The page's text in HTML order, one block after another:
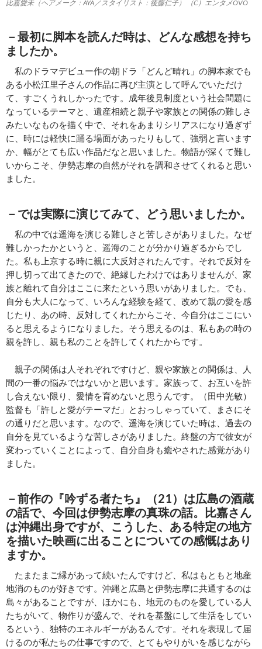
比嘉愛未（ヘアメーク：AYA／スタイリスト：後藤仁子） （C）エンタメOVO
－最初に脚本を読んだ時は、どんな感想を持ち
ましたか。
私のドラマデビュー作の朝ドラ「どんど晴れ」の脚本家でも
ある小松江里子さんの作品に再び主演として呼んでいただけ
て、すごくうれしかったです。成年後見制度という社会問題に
なっているテーマと、遺産相続と親子や家族との関係の難しさ
みたいなものを描く中で、それをあまりシリアスになり過ぎず
に、時には軽快に踊る場面があったりもして、強弱と言います
か、幅がとても広い作品だなと思いました。物語が深くて難し
いからこそ、伊勢志摩の自然がそれを調和させてくれると思い
ました。
－では実際に演じてみて、どう思いましたか。
私の中では遥海を演じる難しさと苦しさがありました。なぜ
難しかったかというと、遥海のことが分かり過ぎるからでし
た。私も上京する時に親に大反対されたんです。それで反対を
押し切って出てきたので、絶縁したわけではありませんが、家
族と離れて自分はここに来たという思いがありました。でも、
自分も大人になって、いろんな経験を経て、改めて親の愛を感
じたり、あの時、反対してくれたからこそ、今自分はここにい
ると思えるようになりました。そう思えるのは、私もあの時の
親を許し、親も私のことを許してくれたからです。
親子の関係は人それぞれですけど、親や家族との関係は、人
間の一番の悩みではないかと思います。家族って、お互いを許
し合えない限り、愛情を育めないと思うんです。（田中光敏）
監督も「許しと愛がテーマだ」とおっしゃっていて、まさにそ
の通りだと思います。なので、遥海を演じていた時は、過去の
自分を見ているような苦しさがありました。終盤の方で彼女が
変わっていくことによって、自分自身も癒やされた感覚があり
ました。
－前作の『吟ずる者たち』（21）は広島の酒蔵
の話で、今回は伊勢志摩の真珠の話。比嘉さん
は沖縄出身ですが、こうした、ある特定の地方
を描いた映画に出ることについての感慨はあり
ますか。
たまたまご縁があって続いたんですけど、私はもともと地産
地消のものが好きです。沖縄と広島と伊勢志摩に共通するのは
島々があることですが、ほかにも、地元のものを愛している人
たちがいて、物作りが盛んで、それを基盤にして生活をしてい
るという、独特のエネルギーがあるんです。それを表現して届
けるのが私たちの仕事ですので、とてもやりがいを感じながら